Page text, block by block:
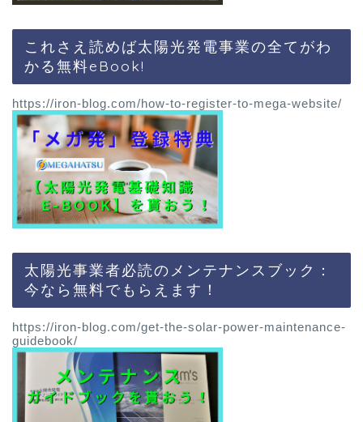
これさえ読めば太陽光発電事業の全てがわ
かる無料eBook!
https://iron-blog.com/how-to-register-to-mega-website/
太陽光事業者必読のメンテナンスブック：
今なら無料でもらえます！
https://iron-blog.com/get-the-solar-power-maintenance-
guidebook/